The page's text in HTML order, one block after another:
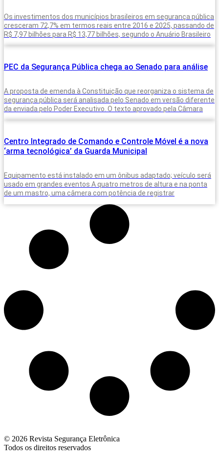
Os investimentos dos municípios brasileiros em segurança pública
cresceram 72,7% em termos reais entre 2016 e 2025, passando de
R$ 7,97 bilhões para R$ 13,77 bilhões, segundo o Anuário Brasileiro
PEC da Segurança Pública chega ao Senado para análise
A proposta de emenda à Constituição que reorganiza o sistema de
segurança pública será analisada pelo Senado em versão diferente
da enviada pelo Poder Executivo. O texto aprovado pela Câmara
Centro Integrado de Comando e Controle Móvel é a nova
‘arma tecnológica’ da Guarda Municipal
Equipamento está instalado em um ônibus adaptado; veículo será
usado em grandes eventos A quatro metros de altura e na ponta
de um mastro, uma câmera com potência de registrar
© 2026 Revista Segurança Eletrônica
Todos os direitos reservados